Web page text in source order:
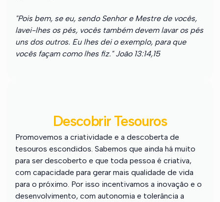
"Pois bem, se eu, sendo Senhor e Mestre de vocês,
lavei-lhes os pés, vocês também devem lavar os pés
uns dos outros. Eu lhes dei o exemplo, para que
vocês façam como lhes fiz." João 13:14,15
Descobrir Tesouros
Promovemos a criatividade e a descoberta de
tesouros escondidos. Sabemos que ainda há muito
para ser descoberto e que toda pessoa é criativa,
com capacidade para gerar mais qualidade de vida
para o próximo. Por isso incentivamos a inovação e o
desenvolvimento, com autonomia e tolerância a